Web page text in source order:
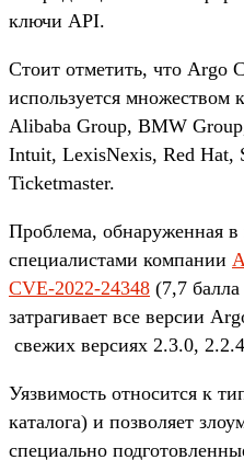
ключи API.
Стоит отметить, что Argo
используется множеством
Alibaba Group, BMW
Intuit, LexisNexis, Red Hat,
Ticketmaster.
Проблема, обнаруженная в
специалистами компании
CVE-2022-24348 (7,7
затрагивает все версии
свежих версиях 2.3.0,
Уязвимость относится к
каталога) и позволяет
специально